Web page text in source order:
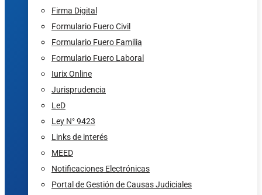
Firma Digital
Formulario Fuero Civil
Formulario Fuero Familia
Formulario Fuero Laboral
Iurix Online
Jurisprudencia
LeD
Ley N° 9423
Links de interés
MEED
Notificaciones Electrónicas
Portal de Gestión de Causas Judiciales